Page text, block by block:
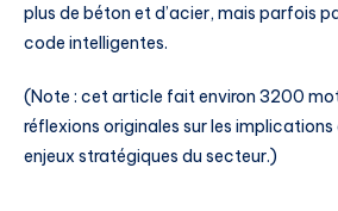
plus de béton et d’acier, mais parfois
code intelligentes.
(Note : cet article fait environ 3200
réflexions originales sur les
enjeux stratégiques du secteur.)